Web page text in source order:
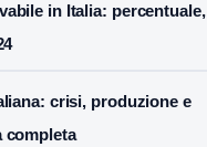
in Italia: percentuale,
crisi, produzione e
completa